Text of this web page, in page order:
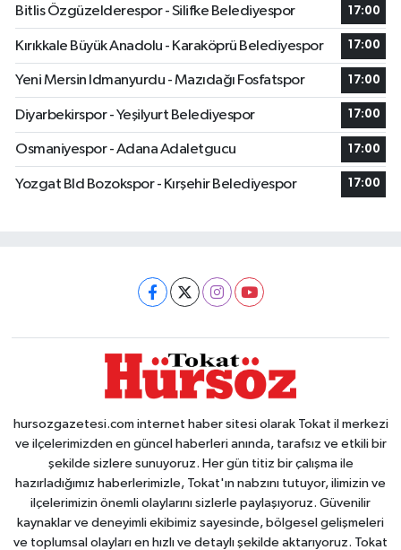
Bitlis Özgüzelderespor - Silifke Belediyespor 17:00
Kırıkkale Büyük Anadolu - Karaköprü Belediyespor 17:00
Yeni Mersin Idmanyurdu - Mazıdağı Fosfatspor 17:00
Diyarbekirspor - Yeşilyurt Belediyespor 17:00
Osmaniyespor - Adana Adaletgucu 17:00
Yozgat Bld Bozokspor - Kırşehir Belediyespor 17:00
hursozgazetesi.com internet haber sitesi olarak Tokat il merkezi
ve ilçelerimizden en güncel haberleri anında, tarafsız ve etkili bir
şekilde sizlere sunuyoruz. Her gün titiz bir çalışma ile
hazırladığımız haberlerimizle, Tokat'ın nabzını tutuyor, ilimizin ve
ilçelerimizin önemli olaylarını sizlerle paylaşıyoruz. Güvenilir
kaynaklar ve deneyimli ekibimiz sayesinde, bölgesel gelişmeleri
ve toplumsal olayları en hızlı ve detaylı şekilde aktarıyoruz. Tokat